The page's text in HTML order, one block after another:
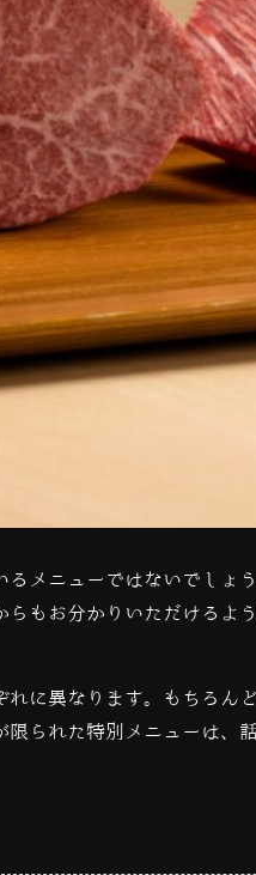
メニューではないでしょ
もお分かりいただけるよ
に異なります。もちろん
られた特別メニューは、